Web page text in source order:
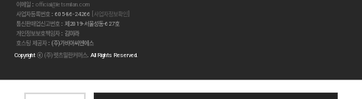
이메일 : official@letsmilan.com
사업자등록번호 : 605-86-24266
[사업자정보확인]
통신판매업신고번호 : 제2019-서울성동-627호
개인정보보호책임자 : 김미라
호스팅 제공자 : (주)가비아씨엔에스
Copyright ⓒ (주)렛츠밀란커머스. All Rights Reserved.